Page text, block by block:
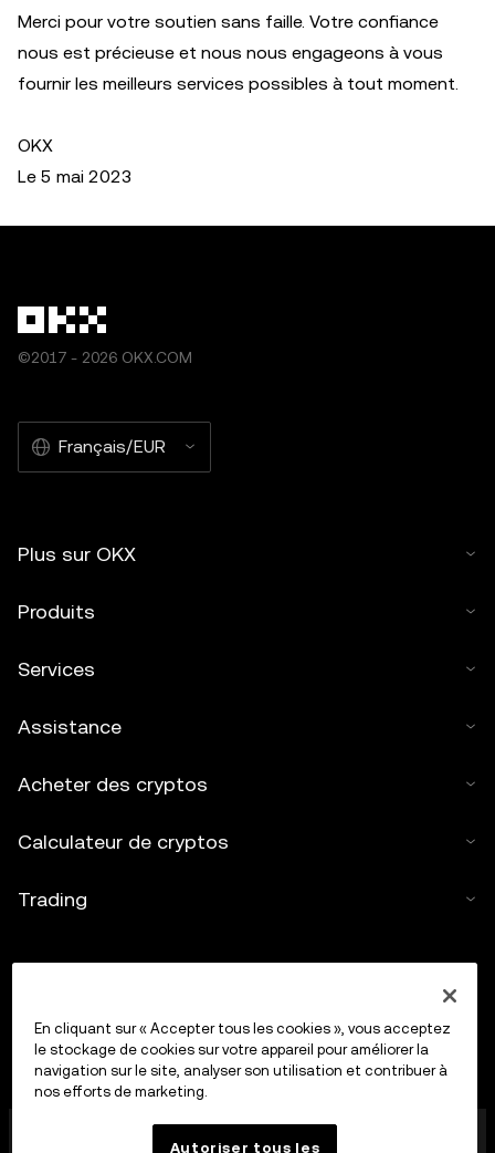
Merci pour votre soutien sans faille. Votre confiance
nous est précieuse et nous nous engageons à vous
fournir les meilleurs services possibles à tout moment.
OKX
Le 5 mai 2023
©2017 - 2026 OKX.COM
Français/EUR
Plus sur OKX
Produits
Services
Assistance
Acheter des cryptos
Calculateur de cryptos
Trading
OkX Europe Limited, opérant sous le nom commercial
En cliquant sur « Accepter tous les cookies », vous acceptez
le stockage de cookies sur votre appareil pour améliorer la
navigation sur le site, analyser son utilisation et contribuer à
nos efforts de marketing.
Autoriser tous les